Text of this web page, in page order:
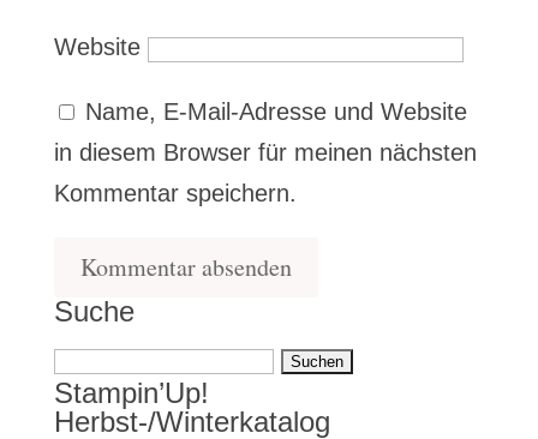
Website
Name, E-Mail-Adresse und Website
in diesem Browser für meinen nächsten
Kommentar speichern.
Suche
Suchen
nach:
Stampin’Up!
Herbst-/Winterkatalog